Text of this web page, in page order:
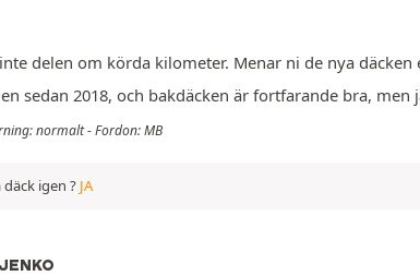
delen om körda kilometer. Menar ni de nya
sedan 2018, och bakdäcken är fortfarande bra,
normalt - Fordon: MB
igen ? JA